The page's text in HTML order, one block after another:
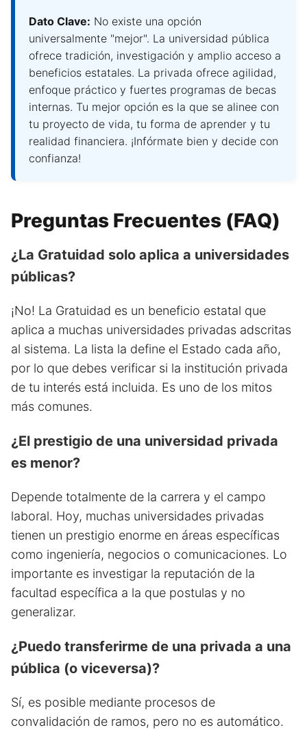
Dato Clave: No existe una opción
universalmente "mejor". La universidad pública
ofrece tradición, investigación y amplio acceso a
beneficios estatales. La privada ofrece agilidad,
enfoque práctico y fuertes programas de becas
internas. Tu mejor opción es la que se alinee con
tu proyecto de vida, tu forma de aprender y tu
realidad financiera. ¡Infórmate bien y decide con
confianza!
Preguntas Frecuentes (FAQ)
¿La Gratuidad solo aplica a universidades
públicas?
¡No! La Gratuidad es un beneficio estatal que
aplica a muchas universidades privadas adscritas
al sistema. La lista la define el Estado cada año,
por lo que debes verificar si la institución privada
de tu interés está incluida. Es uno de los mitos
más comunes.
¿El prestigio de una universidad privada
es menor?
Depende totalmente de la carrera y el campo
laboral. Hoy, muchas universidades privadas
tienen un prestigio enorme en áreas específicas
como ingeniería, negocios o comunicaciones. Lo
importante es investigar la reputación de la
facultad específica a la que postulas y no
generalizar.
¿Puedo transferirme de una privada a una
pública (o viceversa)?
Sí, es posible mediante procesos de
convalidación de ramos, pero no es automático.